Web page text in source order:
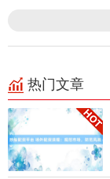
热门文章